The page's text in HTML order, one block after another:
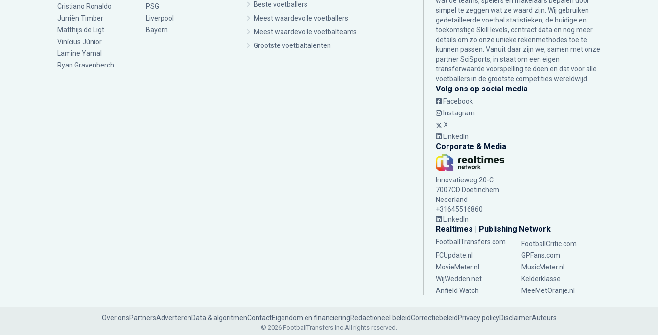
Cristiano Ronaldo
Jurriën Timber
Matthijs de Ligt
Vinícius Júnior
Lamine Yamal
Ryan Gravenberch
PSG
Liverpool
Bayern
Beste voetballers
Meest waardevolle voetballers
Meest waardevolle voetbalteams
Grootste voetbaltalenten
simpel te zeggen wat ze waard zijn. Wij gebruiken
gedetailleerde voetbal statistieken, de huidige en
toekomstige Skill levels, contract data en nog meer
details om zo onze unieke rekenmethodes toe te
kunnen passen. Vanuit daar zijn we, samen met onze
partner SciSports, in staat om een eigen
transferwaarde voorspelling te doen en dat voor alle
voetballers in de grootste competities wereldwijd.
Volg ons op social media
Facebook
Instagram
X
LinkedIn
Corporate & Media
Innovatieweg 20-C
7007CD Doetinchem
Nederland
+31645516860
LinkedIn
Realtimes | Publishing Network
FootballTransfers.com
FootballCritic.com
FCUpdate.nl
GPFans.com
MovieMeter.nl
MusicMeter.nl
WijWedden.net
Kelderklasse
Anfield Watch
MeeMetOranje.nl
Over onsPartnersAdverterenData & algoritmenContactEigendom en financieringRedactioneel beleidCorrectiebeleid Privacy policyDisclaimerAuteurs
© 2026 FootballTransfers Inc.All rights reserved.